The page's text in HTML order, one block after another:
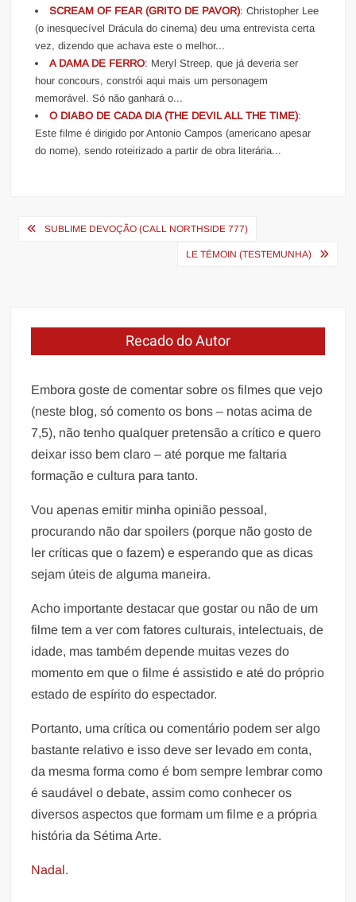
SCREAM OF FEAR (GRITO DE PAVOR): Christopher Lee
(o inesquecível Drácula do cinema) deu uma entrevista certa
vez, dizendo que achava este o melhor...
A DAMA DE FERRO: Meryl Streep, que já deveria ser
hour concours, constrói aqui mais um personagem
memorável. Só não ganhará o...
O DIABO DE CADA DIA (THE DEVIL ALL THE TIME):
Este filme é dirigido por Antonio Campos (americano apesar
do nome), sendo roteirizado a partir de obra literária...
Navegação
SUBLIME DEVOÇÃO (CALL NORTHSIDE 777)
LE TÉMOIN (TESTEMUNHA)
Recado do Autor
Embora goste de comentar sobre os filmes que vejo
(neste blog, só comento os bons – notas acima de
7,5), não tenho qualquer pretensão a crítico e quero
deixar isso bem claro – até porque me faltaria
formação e cultura para tanto.
Vou apenas emitir minha opinião pessoal,
procurando não dar spoilers (porque não gosto de
ler críticas que o fazem) e esperando que as dicas
sejam úteis de alguma maneira.
Acho importante destacar que gostar ou não de um
filme tem a ver com fatores culturais, intelectuais, de
idade, mas também depende muitas vezes do
momento em que o filme é assistido e até do próprio
estado de espírito do espectador.
Portanto, uma crítica ou comentário podem ser algo
bastante relativo e isso deve ser levado em conta,
da mesma forma como é bom sempre lembrar como
é saudável o debate, assim como conhecer os
diversos aspectos que formam um filme e a própria
história da Sétima Arte.
Nadal.